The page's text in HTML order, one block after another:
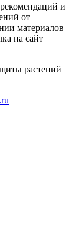
и
от
материалов
на сайт
растений